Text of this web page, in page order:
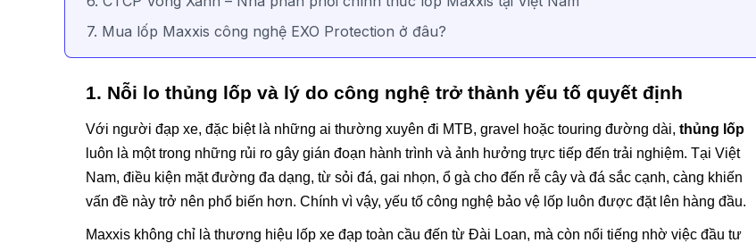
7. Mua lốp Maxxis công nghệ EXO Protection ở đâu?
1. Nỗi lo thủng lốp và lý do công nghệ trở thành yếu tố quyết định
Với người đạp xe, đặc biệt là những ai thường xuyên đi MTB, gravel hoặc touring đường dài, thủng lốp
luôn là một trong những rủi ro gây gián đoạn hành trình và ảnh hưởng trực tiếp đến trải nghiệm. Tại Việt
Nam, điều kiện mặt đường đa dạng, từ sỏi đá, gai nhọn, ổ gà cho đến rễ cây và đá sắc cạnh, càng khiến
vấn đề này trở nên phổ biến hơn. Chính vì vậy, yếu tố công nghệ bảo vệ lốp luôn được đặt lên hàng đầu.
Maxxis không chỉ là thương hiệu lốp xe đạp toàn cầu đến từ Đài Loan, mà còn nổi tiếng nhờ việc đầu tư